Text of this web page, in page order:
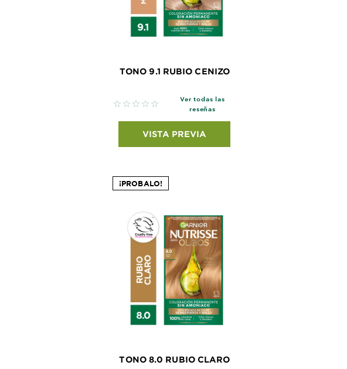
TONO 9.1 RUBIO CENIZO
No reviews
Ver todas las
reseñas
VISTA PREVIA
¡PROBALO!
TONO 8.0 RUBIO CLARO